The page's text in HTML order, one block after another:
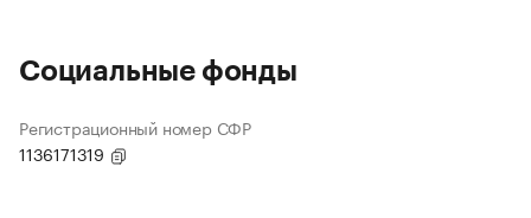
Социальные фонды
Регистрационный номер СФР
1136171319